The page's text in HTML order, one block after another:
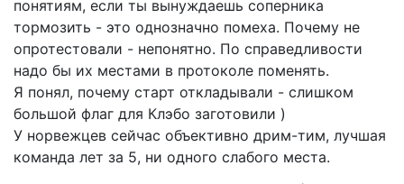
понятиям, если ты вынуждаешь соперника
тормозить - это однозначно помеха. Почему не
опротестовали - непонятно. По справедливости
надо бы их местами в протоколе поменять.
Я понял, почему старт откладывали - слишком
большой флаг для Клэбо заготовили )
У норвежцев сейчас объективно дрим-тим, лучшая
команда лет за 5, ни одного слабого места.